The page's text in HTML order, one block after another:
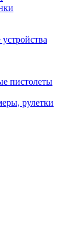
пистолеты
рулетки